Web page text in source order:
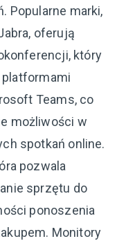
Popularne marki,
oferują
który
Teams, co
możliwości w
spotkań online.
pozwala
sprzętu do
ponoszenia
Monitory